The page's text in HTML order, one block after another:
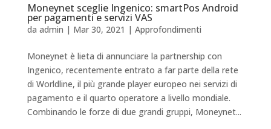
Moneynet sceglie Ingenico: smartPos Android
per pagamenti e servizi VAS
da admin | Mar 30, 2021 | Approfondimenti
Moneynet è lieta di annunciare la partnership con
Ingenico, recentemente entrato a far parte della rete
di Worldline, il più grande player europeo nei servizi di
pagamento e il quarto operatore a livello mondiale.
Combinando le forze di due grandi gruppi, Moneynet...